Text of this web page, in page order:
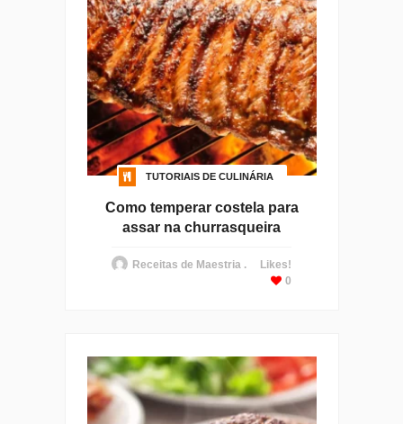
TUTORIAIS DE CULINÁRIA
Como temperar costela para
assar na churrasqueira
Receitas de Maestria .
Likes!
0